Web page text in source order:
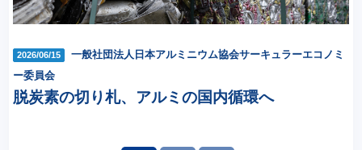
2026/06/15
一般社団法人日本アルミニウム協会サーキュラーエコノミ
ー委員会
脱炭素の切り札、アルミの国内循環へ